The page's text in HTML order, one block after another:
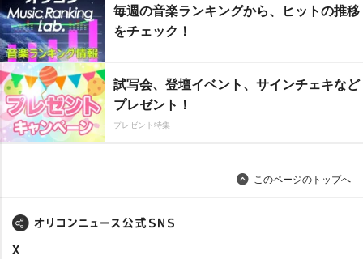
毎週の音楽ランキングから、ヒットの推移
をチェック！
試写会、登壇イベント、サインチェキなど
プレゼント！
プレゼント特集
このページのトップへ
X